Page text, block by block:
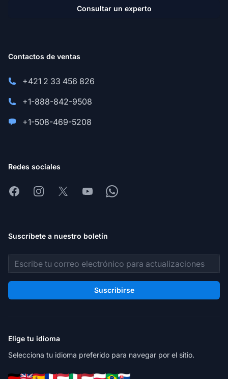
Consultar un experto
Contactos de ventas
+421 2 33 456 826
+1-888-842-9508
+1-508-469-5208
Redes sociales
FacebookInstagram
X YoutubeWhatsapp
Suscríbete a nuestro boletín
Dirección de correo electrónico
Suscribirse
Elige tu idioma
Selecciona tu idioma preferido para navegar por el sitio.